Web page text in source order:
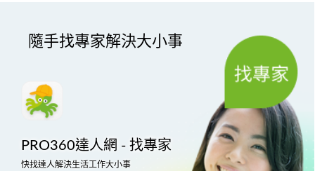
隨手找專家解決大小事
PRO360達人網 - 找專家
快找達人解決生活工作大小事